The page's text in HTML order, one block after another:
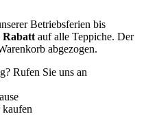
Betriebsferien bis
Rabatt auf alle Teppiche. Der
abgezogen.
Rufen Sie uns an